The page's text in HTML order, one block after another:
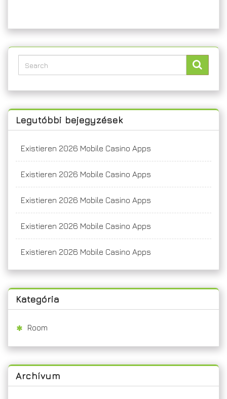
Legutóbbi bejegyzések
Existieren 2026 Mobile Casino Apps
Existieren 2026 Mobile Casino Apps
Existieren 2026 Mobile Casino Apps
Existieren 2026 Mobile Casino Apps
Existieren 2026 Mobile Casino Apps
Kategória
Room
Archívum